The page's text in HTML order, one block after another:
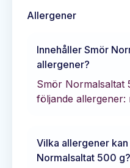
Allergener
Innehåller Smör
allergener?
Smör Normalsaltat
följande allergener:
Vilka allergener
Normalsaltat 500 g?